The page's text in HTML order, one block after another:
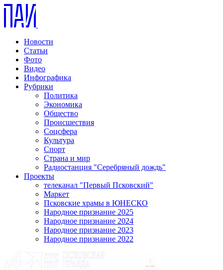
Новости
Статьи
Фото
Видео
Инфографика
Рубрики
Политика
Экономика
Общество
Происшествия
Соцсфера
Культура
Спорт
Страна и мир
Радиостанция "Серебряный дождь"
Проекты
телеканал "Первый Псковский"
Маркет
Псковские храмы в ЮНЕСКО
Народное признание 2025
Народное признание 2024
Народное признание 2023
Народное признание 2022